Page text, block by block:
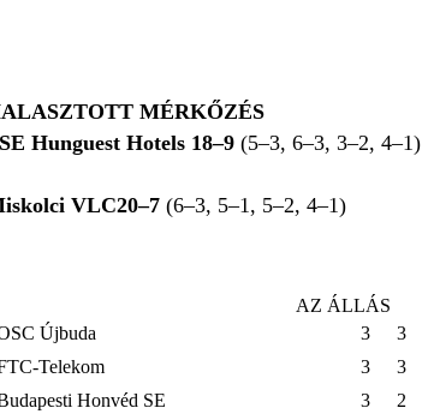
MÉRKŐZÉS
Hunguest Hotels 18–9(5–3, 6–3, 3–2, 4–1)
VLC20–7(6–3, 5–1, 5–2, 4–1)
AZ ÁLLÁS
Újbuda
3 3
Telekom
3 3
Honvéd SE
3 2